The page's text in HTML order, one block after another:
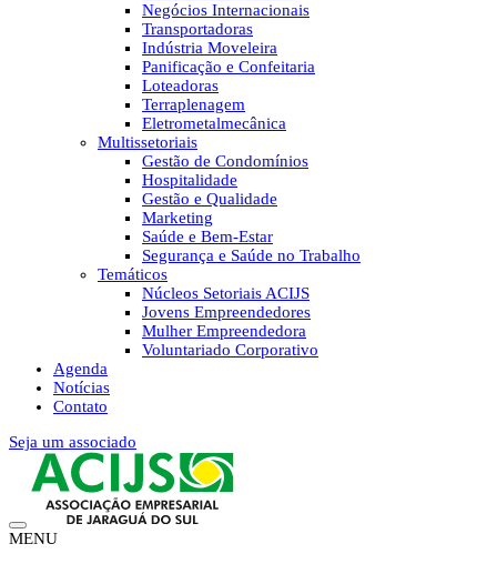
Negócios Internacionais
Transportadoras
Indústria Moveleira
Panificação e Confeitaria
Loteadoras
Terraplenagem
Eletrometalmecânica
Multissetoriais
Gestão de Condomínios
Hospitalidade
Gestão e Qualidade
Marketing
Saúde e Bem-Estar
Segurança e Saúde no Trabalho
Temáticos
Núcleos Setoriais ACIJS
Jovens Empreendedores
Mulher Empreendedora
Voluntariado Corporativo
Agenda
Notícias
Contato
Seja um associado
MENU